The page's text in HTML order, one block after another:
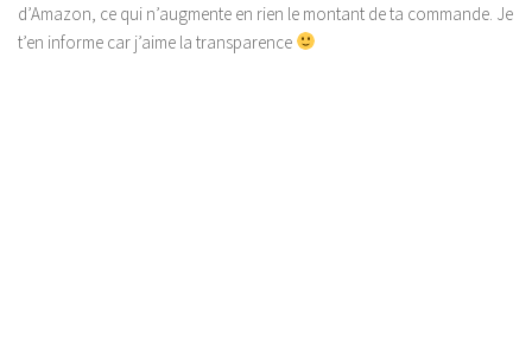
d’Amazon, ce qui n’augmente en rien le montant de ta commande. Je
t’en informe car j’aime la transparence